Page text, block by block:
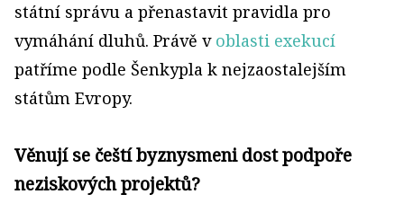
státní správu a přenastavit pravidla pro
vymáhání dluhů. Právě v oblasti exekucí
patříme podle Šenkypla k nejzaostalejším
státům Evropy.
Věnují se čeští byznysmeni dost podpoře
neziskových projektů?